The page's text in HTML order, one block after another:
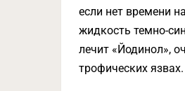
если нет времени
жидкость темно-
лечит «Йодинол»,
трофических язвах.